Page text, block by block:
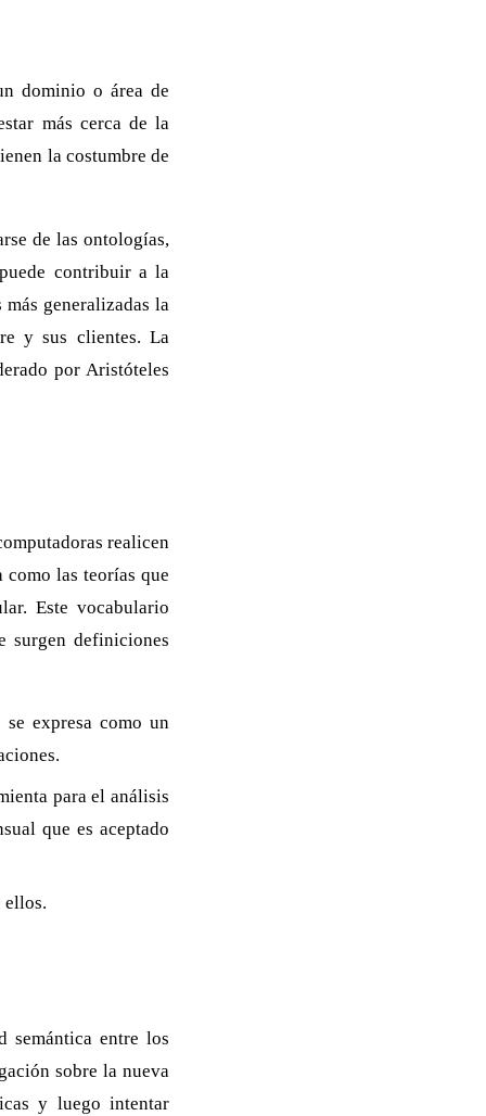
dominio o área de
más cerca de la
la costumbre de
de las ontologías,
contribuir a la
generalizadas la
y sus clientes. La
por Aristóteles
realicen
las teorías que
Este vocabulario
surgen definiciones
expresa como un
para el análisis
que es aceptado
ellos.
semántica entre los
sobre la nueva
y luego intentar